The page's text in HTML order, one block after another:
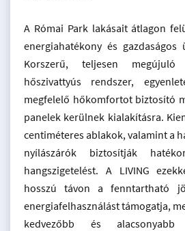
A Római Park lakásait átlagon
energiahatékony és gazdaságos
Korszerű, teljesen megújuló
hőszivattyús rendszer,
megfelelő hőkomfortot biztosító
panelek kerülnek kialakításra.
centiméteres ablakok, valamint a
nyílászárók biztosítják
hangszigetelést. A LIVING
hosszú távon a fenntartható
energiafelhasználást támogatja,
kedvezőbb és